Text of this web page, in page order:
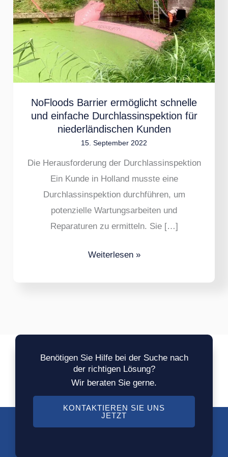
NoFloods Barrier ermöglicht schnelle
und einfache Durchlassinspektion für
niederländischen Kunden
15. September 2022
Die Herausforderung der Durchlassinspektion
Ein Kunde in Holland musste eine
Durchlassinspektion durchführen, um
potenzielle Wartungsarbeiten und
Reparaturen zu ermitteln. Sie […]
ermöglicht
schnelle
einfache
Durchlassinspektion
niederländischen
Kunden
Weiterlesen »
Benötigen Sie Hilfe bei der Suche nach
der richtigen Lösung?
Wir beraten Sie gerne.
KONTAKTIEREN SIE UNS
JETZT